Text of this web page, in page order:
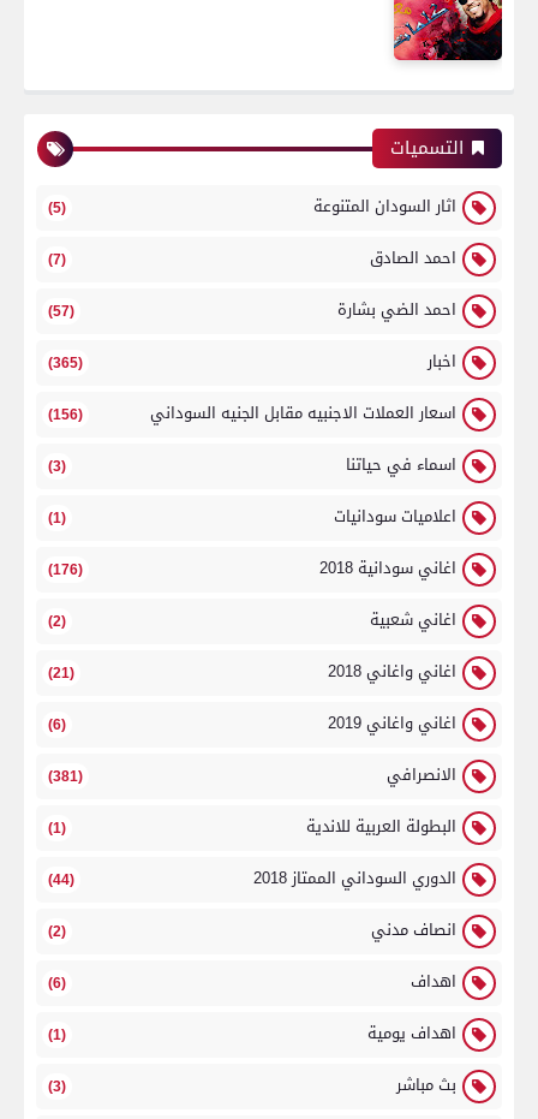
التسميات
اثار السودان المتنوعة (5)
احمد الصادق (7)
احمد الضي بشارة (57)
اخبار (365)
اسعار العملات الاجنبيه مقابل الجنيه السوداني (156)
اسماء في حياتنا (3)
اعلاميات سودانيات (1)
اغاني سودانية 2018 (176)
اغاني شعبية (2)
اغاني واغاني 2018 (21)
اغاني واغاني 2019 (6)
الانصرافي (381)
البطولة العربية للاندية (1)
الدوري السوداني الممتاز 2018 (44)
انصاف مدني (2)
اهداف (6)
اهداف يومية (1)
بث مباشر (3)